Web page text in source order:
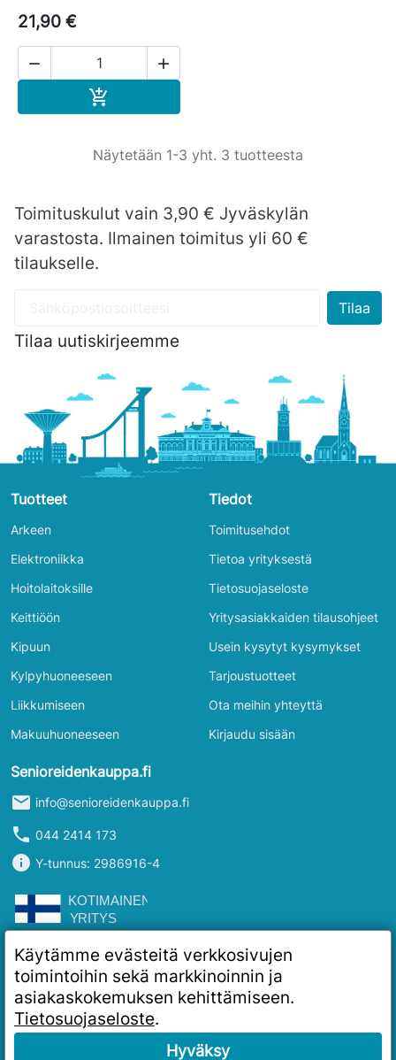
21,90 €
 

Näytetään 1-3 yht. 3 tuotteesta
Toimituskulut vain 3,90 € Jyväskylän
varastosta. Ilmainen toimitus yli 60 €
tilaukselle.
Tilaa uutiskirjeemme
Tuotteet
Arkeen
Elektroniikka
Hoitolaitoksille
Keittiöön
Kipuun
Kylpyhuoneeseen
Liikkumiseen
Makuuhuoneeseen
Tiedot
Toimitusehdot
Tietoa yrityksestä
Tietosuojaseloste
Yritysasiakkaiden tilausohjeet
Usein kysytyt kysymykset
Tarjoustuotteet
Ota meihin yhteyttä
Kirjaudu sisään
Senioreidenkauppa.fi
mail info@senioreidenkauppa.fi
phone 044 2414 173
info Y-tunnus: 2986916-4
Käytämme evästeitä verkkosivujen
toimintoihin sekä markkinoinnin ja
asiakaskokemuksen kehittämiseen.
Tietosuojaseloste.
Hyväksy